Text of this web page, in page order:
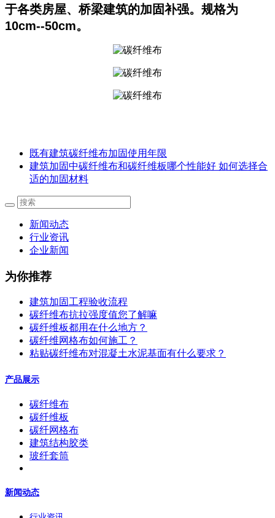
于各类房屋、桥梁建筑的加固补强。规格为
10cm--50cm。
既有建筑碳纤维布加固使用年限
建筑加固中碳纤维布和碳纤维板哪个性能好 如何选择合
适的加固材料
新闻动态
行业资讯
企业新闻
为你推荐
建筑加固工程验收流程
碳纤维布抗拉强度值您了解嘛
碳纤维板都用在什么地方？
碳纤维网格布如何施工？
粘贴碳纤维布对混凝土水泥基面有什么要求？
产品展示
碳纤维布
碳纤维板
碳纤网格布
建筑结构胶类
玻纤套筒
新闻动态